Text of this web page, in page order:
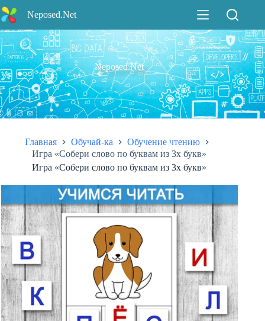
Перейти
к
сути
Neposed.Net
Neposed.Net
Главная Обучай-ка
Обучение чтению
Игра «Собери слово по буквам из 3х букв»
Игра «Собери слово по буквам из 3х букв»